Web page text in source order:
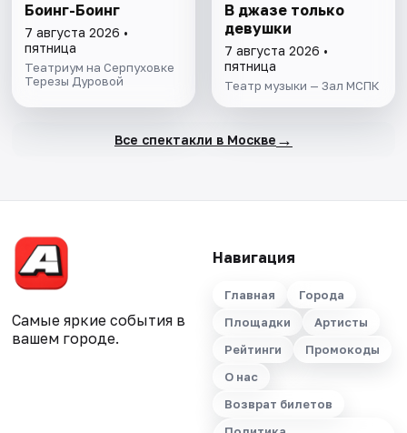
Боинг-Боинг
7 августа 2026 •
пятница
Театриум на Серпуховке
Терезы Дуровой
В джазе только
девушки
7 августа 2026 •
пятница
Театр музыки — Зал МСПК
Все спектакли в Москве →
Самые яркие события в
вашем городе.
Навигация
Главная
Города
Площадки
Артисты
Рейтинги
Промокоды
О нас
Возврат билетов